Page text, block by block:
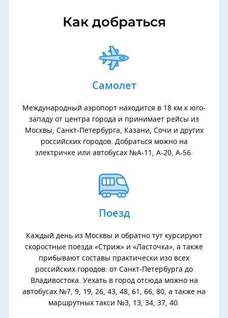
Как добраться
Самолет
Международный аэропорт находится в 18 км к юго-
западу от центра города и принимает рейсы из
Москвы, Санкт-Петербурга, Казани, Сочи и других
российских городов. Добраться можно на
электричке или автобусах №А-11, А-20, А-56.
Поезд
Каждый день из Москвы и обратно тут курсируют
скоростные поезда «Стриж» и «Ласточка», а также
прибывают составы практически изо всех
российских городов: от Санкт-Петербурга до
Владивостока. Уехать в город отсюда можно на
автобусах №7, 9, 19, 26, 43, 48, 61, 66, 80, а также на
маршрутных такси №3, 13, 34, 37, 40.